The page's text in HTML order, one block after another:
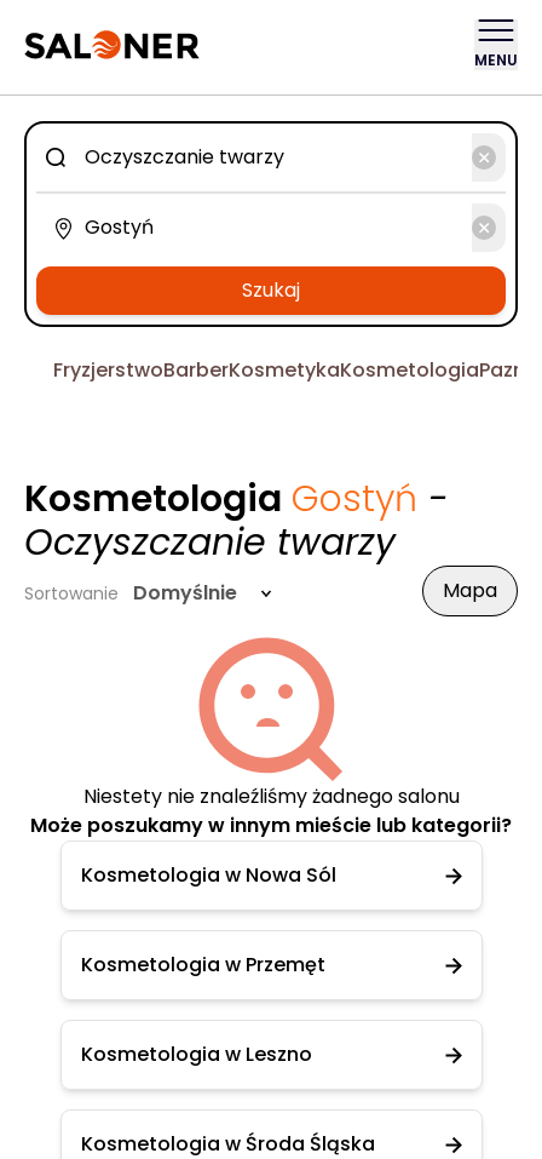
MENU
Szukaj
FryzjerstwoBarberKosmetykaKosmetologia
Kosmetologia Gostyń -
Oczyszczanie twarzy
Sortowanie Domyślnie Mapa
Niestety nie znaleźliśmy żadnego salonu
Może poszukamy w innym mieście lub kategorii?
Kosmetologia w Nowa Sól
Kosmetologia w Przemęt
Kosmetologia w Leszno
Kosmetologia w Środa Śląska